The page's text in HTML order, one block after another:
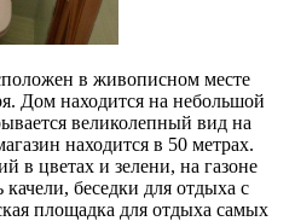
в живописном месте
Дом находится на небольшой
великолепный вид на
находится в 50 метрах.
в цветах и зелени, на газоне
беседки для отдыха с
площадка для отдыха самых